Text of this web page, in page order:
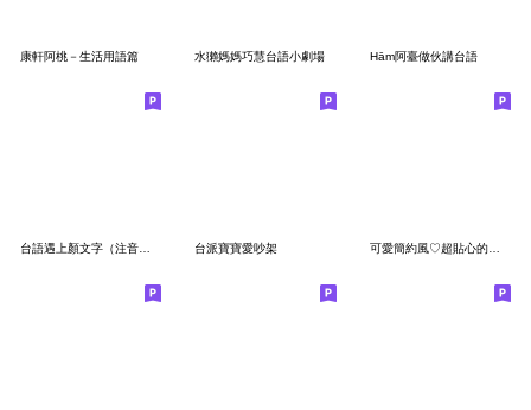
康軒阿桃－生活用語篇 水獺媽媽巧慧台語小劇場 Hām阿臺做伙講台語
台派寶寶愛吵架 可愛簡約風♡超貼心的奶茶女孩